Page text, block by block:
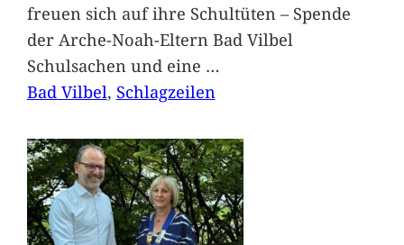
freuen sich auf ihre Schultüten – Spende
der Arche-Noah-Eltern Bad Vilbel
Schulsachen und eine …
Bad Vilbel, Schlagzeilen